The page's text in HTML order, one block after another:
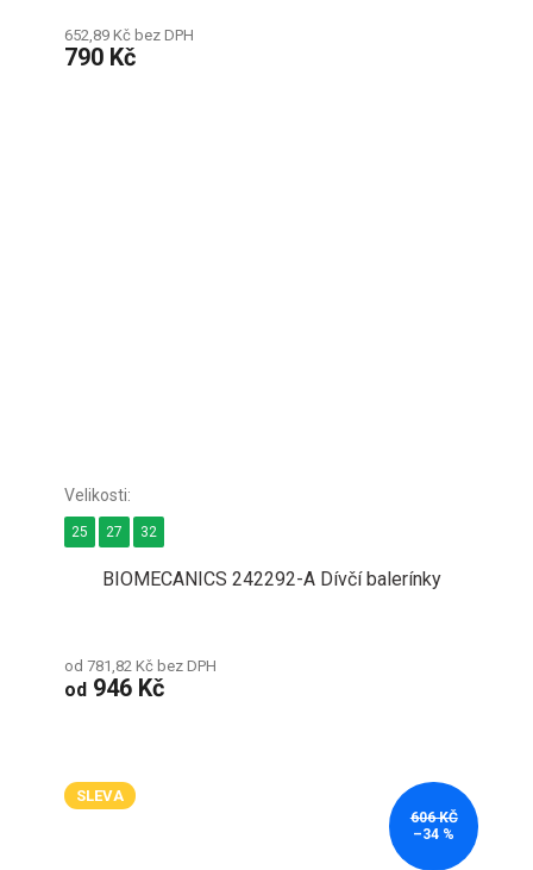
652,89 Kč bez DPH
790 Kč
BIOMECANICS 242292-A Dívčí balerínky
od 781,82 Kč bez DPH
od 946 Kč
25 27 32
SLEVA
606 KČ
–34 %